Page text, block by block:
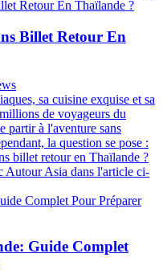
Billet Retour En
sa cuisine exquise et sa
de voyageurs du
partir à l'aventure sans
la question se pose :
billet retour en Thaïlande ?
Autour Asia dans l'article ci-
Guide Complet